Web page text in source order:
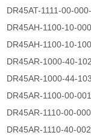
DR45AT-1111-00-
DR45AH-1100-10-
DR45AH-1100-10-
DR45AR-1000-40-
DR45AR-1000-44-
DR45AR-1100-00-
DR45AR-1110-00-
DR45AR-1110-40-